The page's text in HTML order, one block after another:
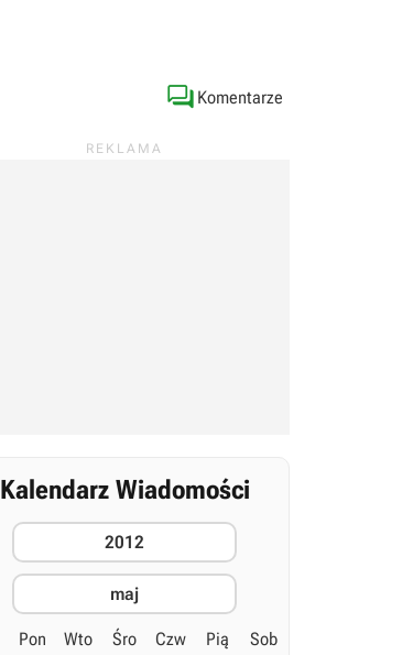
 Komentarze
Kalendarz Wiadomości
2012
maj
Pon Wto Śro Czw Pią Sob